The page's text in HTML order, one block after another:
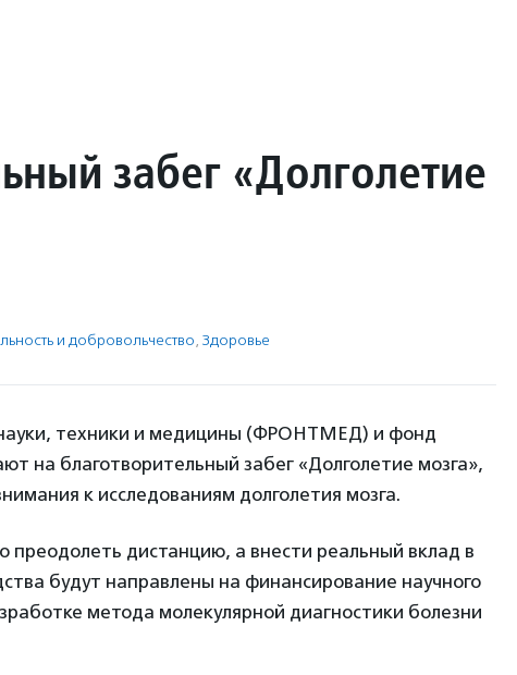
забег «Долголетие
и доброволь­чест­во, Здоровье
техники и медицины (ФРОНТМЕД) и фонд
на благотворительный забег «Долголетие мозга»,
к исследованиям долголетия мозга.
преодолеть дистанцию, а внести реальный вклад в
будут направлены на финансирование научного
метода молекулярной диагностики болезни